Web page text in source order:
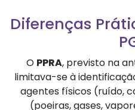
Diferenças
O PPRA, previsto na
limitava-se à
agentes físicos (ruído,
(poeiras, gases,